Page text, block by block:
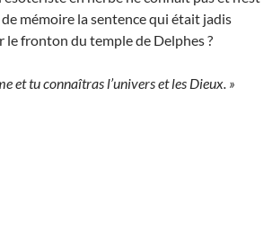
mémoire la sentence qui était jadis
le fronton du temple de Delphes ?
et tu connaîtras l’univers et les Dieux. »